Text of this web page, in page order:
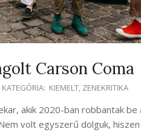
Carson Coma
KATEGÓRIA: KIEMELT, ZENEKRITIKA
akik 2020-ban robbantak be
volt egyszerű dolguk,